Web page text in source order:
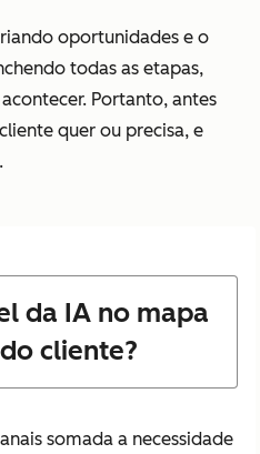
oportunidades e o
todas as etapas,
Portanto, antes
quer ou precisa, e
da IA no mapa
cliente?
somada a necessidade